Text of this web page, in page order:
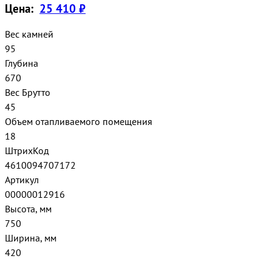
Цена: 25 410 ₽
Вес камней
95
Глубина
670
Вес Брутто
45
Объем отапливаемого помещения
18
ШтрихКод
4610094707172
Артикул
00000012916
Высота, мм
750
Ширина, мм
420